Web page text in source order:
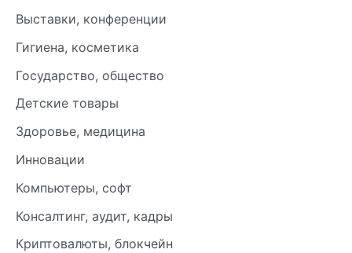
Выставки, конференции
Гигиена, косметика
Государство, общество
Детские товары
Здоровье, медицина
Инновации
Компьютеры, софт
Консалтинг, аудит, кадры
Криптовалюты, блокчейн